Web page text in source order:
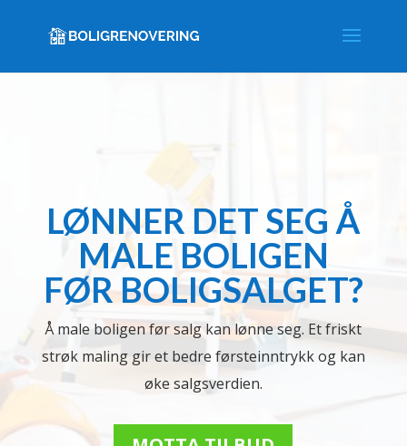
LØNNER DET SEG Å
MALE BOLIGEN
FØR BOLIGSALGET?
Å male boligen før salg kan lønne seg. Et friskt
strøk maling gir et bedre førsteinntrykk og kan
øke salgsverdien.